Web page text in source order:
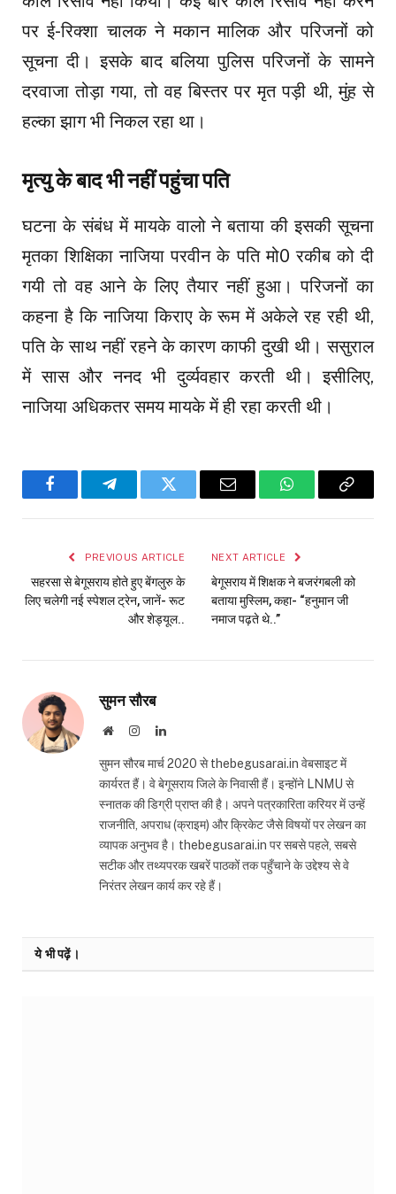
पर ई-रिक्शा चालक ने मकान मालिक और परिजनों को
सूचना दी। इसके बाद बलिया पुलिस परिजनों के सामने
दरवाजा तोड़ा गया, तो वह बिस्तर पर मृत पड़ी थी, मुंह से
हल्का झाग भी निकल रहा था।
मृत्यु के बाद भी नहीं पहुंचा पति
घटना के संबंध में मायके वालो ने बताया की इसकी सूचना
मृतका शिक्षिका नाजिया परवीन के पति मो0 रकीब को दी
गयी तो वह आने के लिए तैयार नहीं हुआ। परिजनों का
कहना है कि नाजिया किराए के रूम में अकेले रह रही थी,
पति के साथ नहीं रहने के कारण काफी दुखी थी। ससुराल
में सास और ननद भी दुर्व्यवहार करती थी। इसीलिए,
नाजिया अधिकतर समय मायके में ही रहा करती थी।
FacebookTelegramTwitter Email WhatsAppCopy
PREVIOUS ARTICLE
सहरसा से बेगूसराय होते हुए बेंगलुरु के
लिए चलेगी नई स्पेशल ट्रेन, जानें- रूट
और शेड्यूल..
NEXT ARTICLE
बेगूसराय में शिक्षक ने बजरंगबली को
बताया मुस्लिम, कहा- “हनुमान जी
नमाज पढ़ते थे..”
सुमन सौरब
WebsiteInstagramLinkedIn
सुमन सौरब मार्च 2020 से thebegusarai.in वेबसाइट में
कार्यरत हैं। वे बेगूसराय जिले के निवासी हैं। इन्होंने LNMU से
स्नातक की डिग्री प्राप्त की है। अपने पत्रकारिता करियर में उन्हें
राजनीति, अपराध (क्राइम) और क्रिकेट जैसे विषयों पर लेखन का
व्यापक अनुभव है। thebegusarai.in पर सबसे पहले, सबसे
सटीक और तथ्यपरक खबरें पाठकों तक पहुँचाने के उद्देश्य से वे
निरंतर लेखन कार्य कर रहे हैं।
ये भी पढ़ें।